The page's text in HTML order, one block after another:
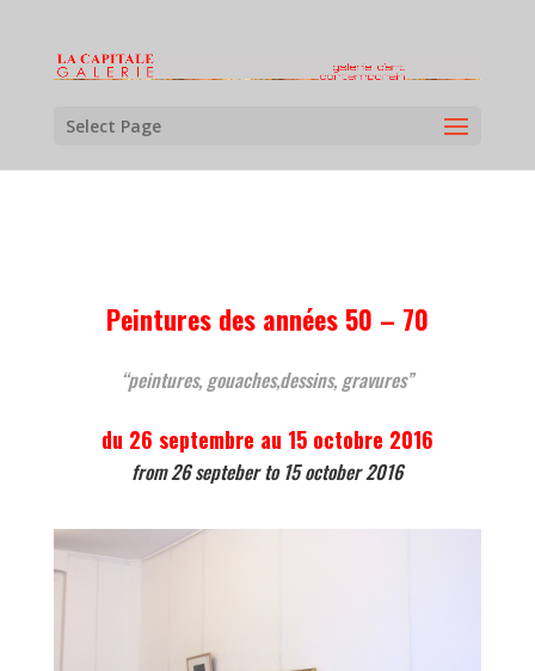
Select Page
Peintures des années 50 – 70
“peintures, gouaches,dessins, gravures”
du 26 septembre au 15 octobre 2016
from 26 septeber to 15 october 2016